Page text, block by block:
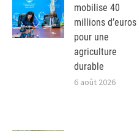
mobilise 40
millions d’euros
pour une
agriculture
durable
6 août 2026